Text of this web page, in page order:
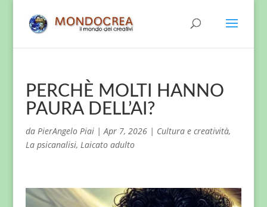
PERCHÈ MOLTI HANNO
PAURA DELL’AI?
da PierAngelo Piai|Apr 7, 2026| Cultura e creatività,
La psicanalisi, Laicato adulto